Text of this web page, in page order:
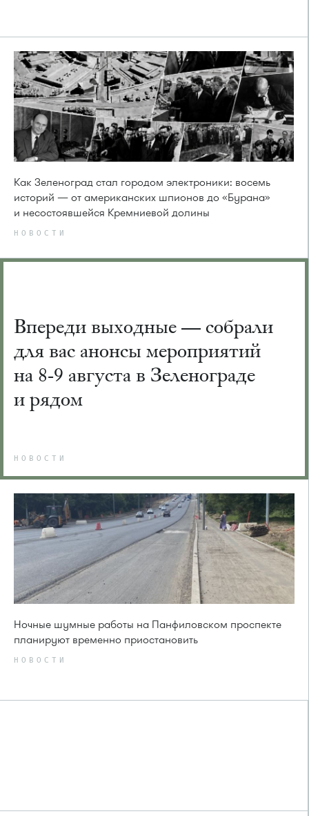
Как Зеленоград стал городом электроники: восемь
историй — от американских шпионов до «Бурана»
и несостоявшейся Кремниевой долины
НОВОСТИ
Впереди выходные — собрали
для вас анонсы мероприятий
на 8-9 августа в Зеленограде
и рядом
НОВОСТИ
Ночные шумные работы на Панфиловском проспекте
планируют временно приостановить
НОВОСТИ